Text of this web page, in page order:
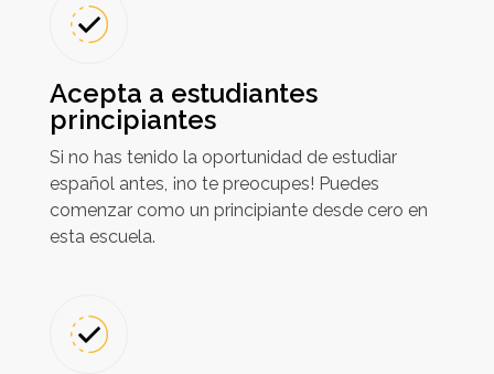
Acepta a estudiantes
principiantes
Si no has tenido la oportunidad de estudiar
español antes, ¡no te preocupes! Puedes
comenzar como un principiante desde cero en
esta escuela.